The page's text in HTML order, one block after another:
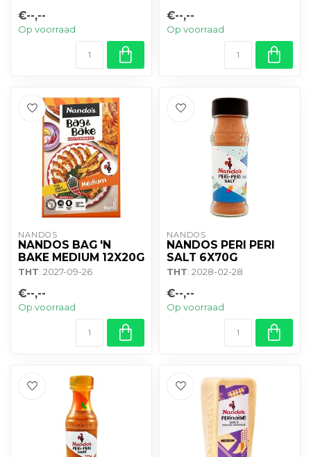
€--,--
Op voorraad
€--,--
Op voorraad
NANDOS
NANDOS BAG 'N
BAKE MEDIUM 12X20G
THT: 2027-09-26
€--,--
Op voorraad
NANDOS
NANDOS PERI PERI
SALT 6X70G
THT: 2028-02-28
€--,--
Op voorraad